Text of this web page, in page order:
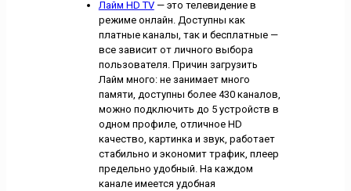
Лайм HD TV— это телевидение в
режиме онлайн. Доступны как
платные каналы, так и бесплатные —
все зависит от личного выбора
пользователя. Причин загрузить
Лайм много: не занимает много
памяти, доступны более 430 каналов,
можно подключить до 5 устройств в
одном профиле, отличное HD
качество, картинка и звук, работает
стабильно и экономит трафик, плеер
предельно удобный. На каждом
канале имеется удобная